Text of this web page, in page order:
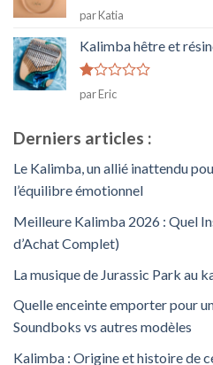
par Katia
Kalimba hêtre et
Note
1
par Eric
Derniers articles :
Le Kalimba, un allié inattendu
l’équilibre émotionnel
Meilleure Kalimba 2026 : Quel
d’Achat Complet)
La musique de Jurassic Park au
Quelle enceinte emporter pour
Soundboks vs autres modèles
Kalimba : Origine et histoire de